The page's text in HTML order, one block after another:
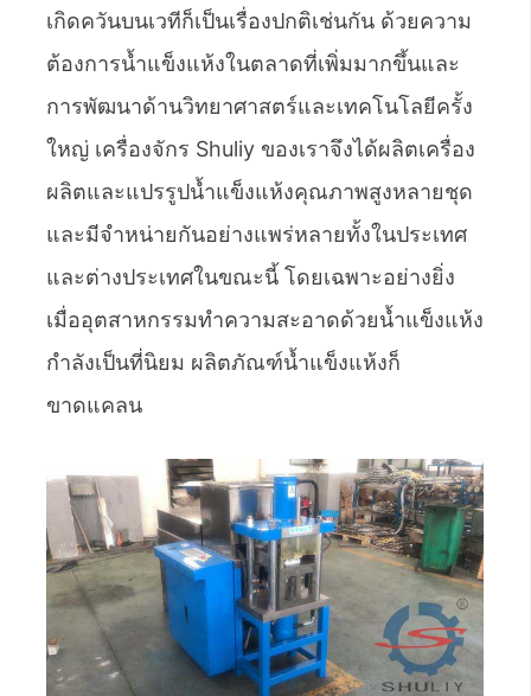
เกิดควันบนเวทีก็เป็นเรื่องปกติเช่นกัน ด้วยความ
ต้องการน้ำแข็งแห้งในตลาดที่เพิ่มมากขึ้นและ
การพัฒนาด้านวิทยาศาสตร์และเทคโนโลยีครั้ง
ใหญ่ เครื่องจักร Shuliy ของเราจึงได้ผลิตเครื่อง
ผลิตและแปรรูปน้ำแข็งแห้งคุณภาพสูงหลายชุด
และมีจำหน่ายกันอย่างแพร่หลายทั้งในประเทศ
และต่างประเทศในขณะนี้ โดยเฉพาะอย่างยิ่ง
เมื่ออุตสาหกรรมทำความสะอาดด้วยน้ำแข็งแห้ง
กำลังเป็นที่นิยม ผลิตภัณฑ์น้ำแข็งแห้งก็
ขาดแคลน